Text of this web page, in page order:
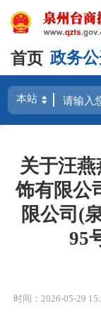
首页 政务
关于汪
饰有限公
限公司(
95
时间：2026-05-29